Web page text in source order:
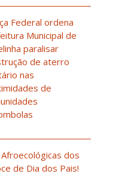
Federal ordena
Municipal de
paralisar
de aterro
nas
de
dos
de Dia dos Pais!